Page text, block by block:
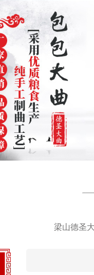
梁山德圣